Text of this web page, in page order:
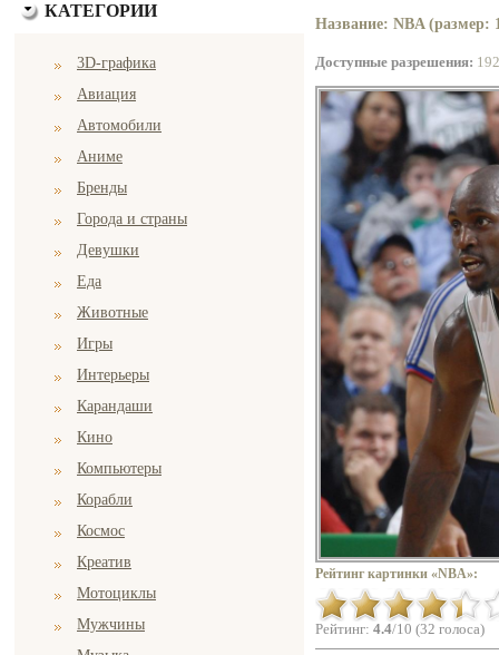
КАТЕГОРИИ
3D-графика
Авиация
Автомобили
Аниме
Бренды
Города и страны
Девушки
Еда
Животные
Игры
Интерьеры
Карандаши
Кино
Компьютеры
Корабли
Космос
Креатив
Мотоциклы
Мужчины
Название: NBA (размер:
Доступные разрешения:
Рейтинг картинки «NBA»:
Рейтинг: 4.4/10 (32 голоса)